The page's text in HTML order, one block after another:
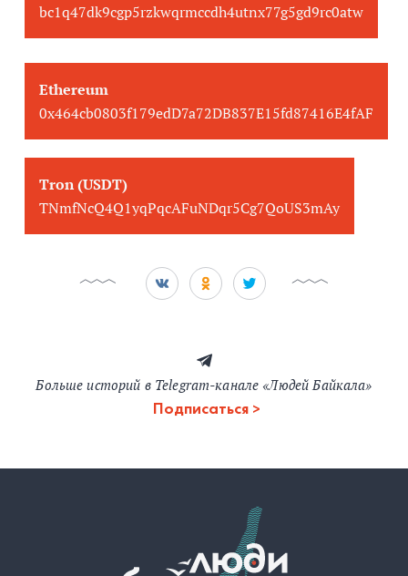
bc1q47dk9cgp5rzkwqrmccdh4utnx77g5gd9rc0atw
Ethereum
0x464cb0803f179edD7a72DB837E15fd87416E4fAF
Tron (USDT)
TNmfNcQ4Q1yqPqcAFuNDqr5Cg7QoUS3mAy
Больше историй в Telegram-канале «Людей Байкала»
Подписаться